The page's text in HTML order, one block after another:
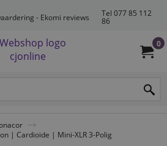
- Ekomi reviews
Tel 077 85 112
86
0
| Cardioïde | Mini-XLR 3-Polig